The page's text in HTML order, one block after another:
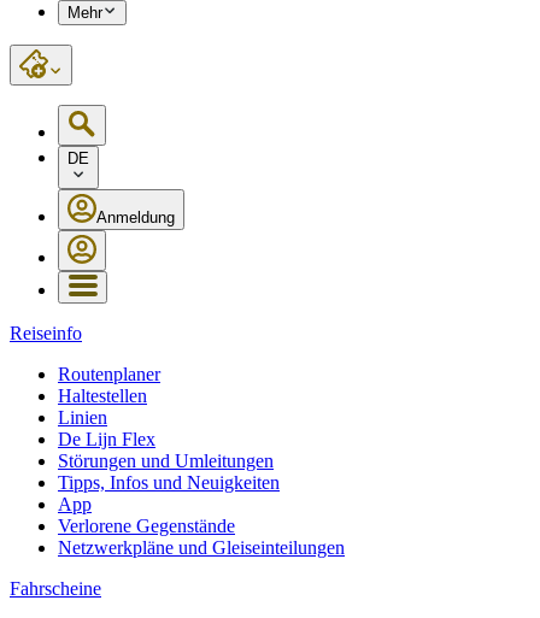
Mehr
DE
Anmeldung
Reiseinfo
Routenplaner
Haltestellen
Linien
De Lijn Flex
Störungen und Umleitungen
Tipps, Infos und Neuigkeiten
App
Verlorene Gegenstände
Netzwerkpläne und Gleiseinteilungen
Fahrscheine